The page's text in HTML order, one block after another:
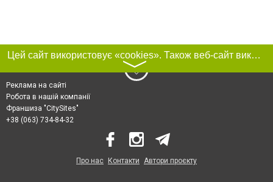
Цей сайт використовує «cookies». Також веб-сайт використовує інтернет-сервіс для збору технічних даних стосовно відвідувачів з метою отримання маркетингової та статистичної інформації. Умови обробки даних відвідувачів сайту див.
〉
Реклама на сайті
Робота в нашій компанії
Франшиза "CitySites"
+38 (063) 734-84-32
Про нас Контакти Автори проєкту